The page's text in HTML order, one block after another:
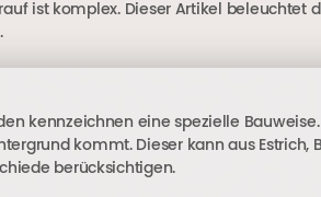
ist komplex. Dieser Artikel beleuchtet
kennzeichnen eine spezielle
kommt. Dieser kann aus Estrich,
berücksichtigen.